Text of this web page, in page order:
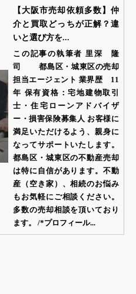
【大阪市売却依頼多数】仲
介と買取どっちが正解？違
いと選び方を...
この記事の執筆者 里深 隆
司 都島区・城東区の売却
担当エージェント 業界歴 11
年 保有資格：宅地建物取引
士・住宅ローンアドバイザ
ー・損害保険募集人 お客様に
満足いただけるよう、親身に
なってサポートいたします。
都島区・城東区の不動産売却
は特に自信があります。不動
産（空き家）、相続のお悩み
もお気軽にご相談ください。
多数の売却相談を頂いており
ます。 /*プロフィール...